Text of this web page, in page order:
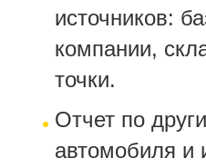
источников:
компании,
точки.
Отчет по
автомобиля и